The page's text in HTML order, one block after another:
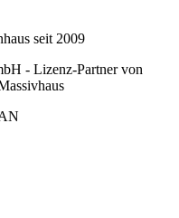
- Lizenz-Partner von